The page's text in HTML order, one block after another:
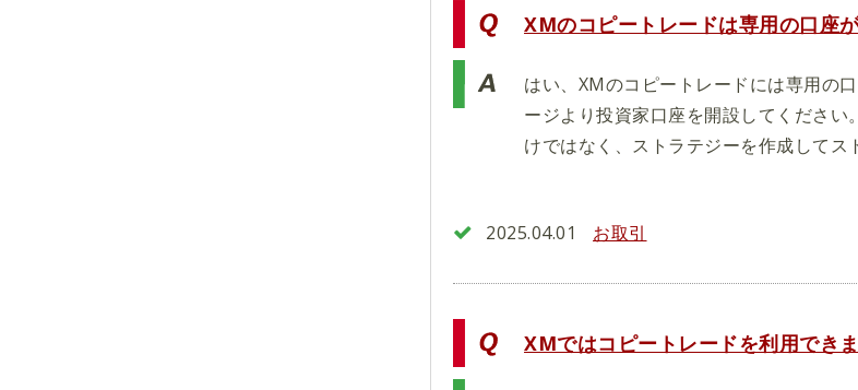
XMのコピートレードは専用の口座
はい、XMのコピートレードには専用の
ージより投資家口座を開設してくださ
けではなく、ストラテジーを作成してス
2025.04.01 お取引
XMではコピートレードを利用でき